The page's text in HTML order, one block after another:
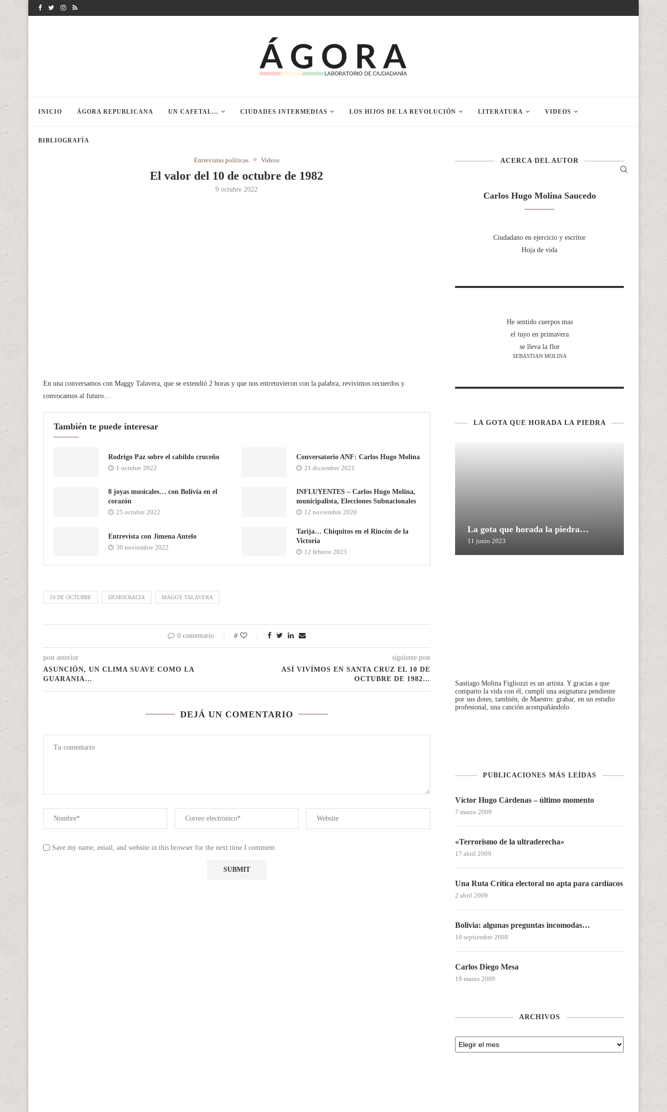
INICIO ÁGORA REPUBLICANA UN CAFETAL… CIUDADES INTERMEDIAS LOS HIJOS DE LA REVOLUCIÓN LITERATURA VIDEOS
BIBLIOGRAFÍA
Entrevistas políticas Videos
El valor del 10 de octubre de 1982
9 octubre 2022
En una conversamos con Maggy Talavera, que se extendió 2 horas y que nos entretuvieron con la palabra, revivimos recuerdos y
convocamos al futuro…
También te puede interesar
Rodrigo Paz sobre el cabildo cruceño
1 octubre 2022
Conversatorio ANF: Carlos Hugo Molina
21 diciembre 2021
8 joyas musicales… con Bolivia en el
corazón
25 octubre 2022
INFLUYENTES – Carlos Hugo Molina,
municipalista, Elecciones Subnacionales
12 noviembre 2020
Entrevista con Jimena Antelo
30 noviembre 2022
Tarija… Chiquitos en el Rincón de la
Victoria
12 febrero 2023
10 DE OCTUBRE DEMOCRACIA MAGGY TALAVERA
0 comentario 0
post anterior
ASUNCIÓN, UN CLIMA SUAVE COMO LA
GUARANIA…
siguiente post
ASÍ VIVÍMOS EN SANTA CRUZ EL 10 DE
OCTUBRE DE 1982…
DEJÁ UN COMENTARIO
Save my name, email, and website in this browser for the next time I comment.
ACERCA DEL AUTOR
Carlos Hugo Molina Saucedo
Ciudadano en ejercicio y escritor
Hoja de vida
He sentido cuerpos mas
el tuyo en primavera
se lleva la flor
SEBASTIAN MOLINA
LA GOTA QUE HORADA LA PIEDRA
La gota que horada la piedra…
11 junio 2023
Santiago Molina Figliozzi es un artista. Y gracias a que
comparto la vida con él, cumplí una asignatura pendiente
por sus dotes, también, de Maestro: grabar, en un estudio
profesional, una canción acompañándolo.
PUBLICACIONES MÁS LEÍDAS
Víctor Hugo Cárdenas – último momento
7 marzo 2009
«Terrorismo de la ultraderecha»
17 abril 2009
Una Ruta Crítica electoral no apta para cardíacos
2 abril 2009
Bolivia: algunas preguntas incomodas…
10 septiembre 2008
Carlos Diego Mesa
19 marzo 2009
ARCHIVOS